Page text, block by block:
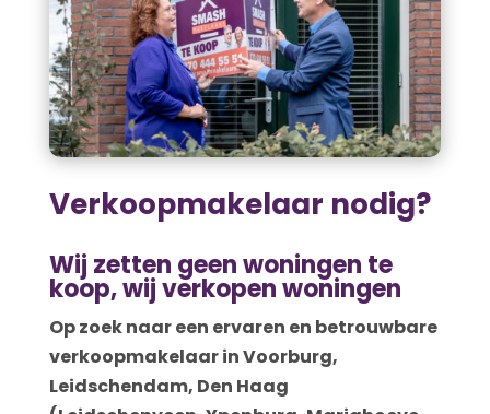
Verkoopmakelaar nodig?
Wij zetten geen woningen te
koop, wij verkopen woningen
Op zoek naar een ervaren en betrouwbare
verkoopmakelaar in Voorburg,
Leidschendam, Den Haag